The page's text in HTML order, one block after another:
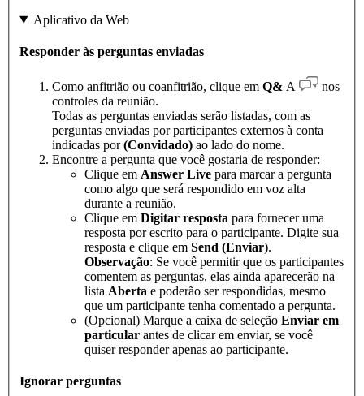
Aplicativo da Web
Responder às perguntas enviadas
Como anfitrião ou coanfitrião, clique em Q& A
nos
controles da reunião.
Todas as perguntas enviadas serão listadas, com as
perguntas enviadas por participantes externos à conta
indicadas por(Convidado) ao lado do nome.
Encontre a pergunta que você gostaria de responder:
Clique em Answer Live para marcar a pergunta
como algo que será respondido em voz alta
durante a reunião.
Clique em Digitar resposta para fornecer uma
resposta por escrito para o participante. Digite sua
resposta e clique em Send (Enviar).
Observação: Se você permitir que os participantes
comentem as perguntas, elas ainda aparecerão na
lista Aberta e poderão ser respondidas, mesmo
que um participante tenha comentado a pergunta.
(Opcional) Marque a caixa de seleção Enviar em
particular antes de clicar em enviar, se você
quiser responder apenas ao participante.
Ignorar perguntas